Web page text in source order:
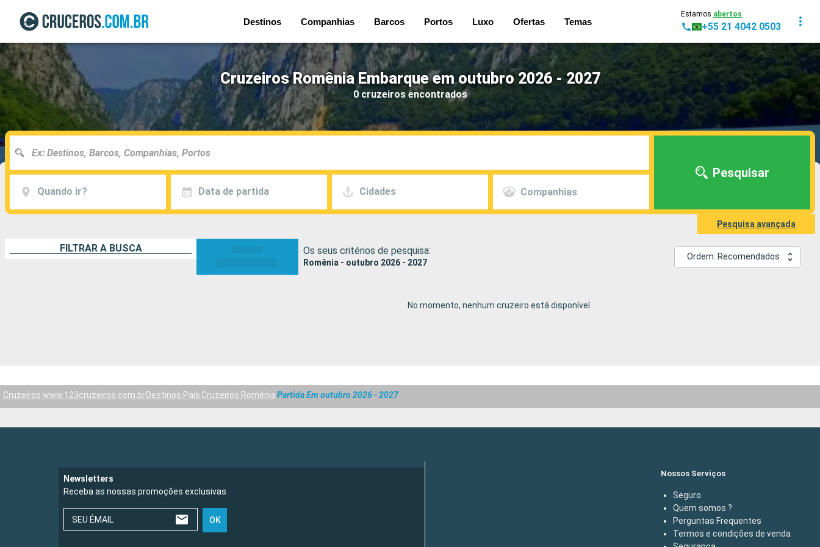
Destinos Companhias Barcos Portos Luxo Ofertas Temas
Estamos abertos
+55 21 4042 0503
Cruzeiros Romênia Embarque em outubro 2026 - 2027
0 cruzeiros encontrados
Quando ir? Data de partida Cidades Companhias
Pesquisar
Pesquisa avançada
FILTRAR A BUSCA Os seus critérios de pesquisa:
Romênia - outubro 2026 - 2027
Ordem: Recomendados
No momento, nenhum cruzeiro está disponível
Cruzeiros www.123cruzeiros.com.br Destinos País Cruzeiros RomêniaPartida Em outubro 2026 - 2027
Newsletters
Receba as nossas promoções exclusivas
SEU ÉMAIL OK
Nossos Serviços
Seguro
Quem somos ?
Perguntas Frequentes
Termos e condições de venda